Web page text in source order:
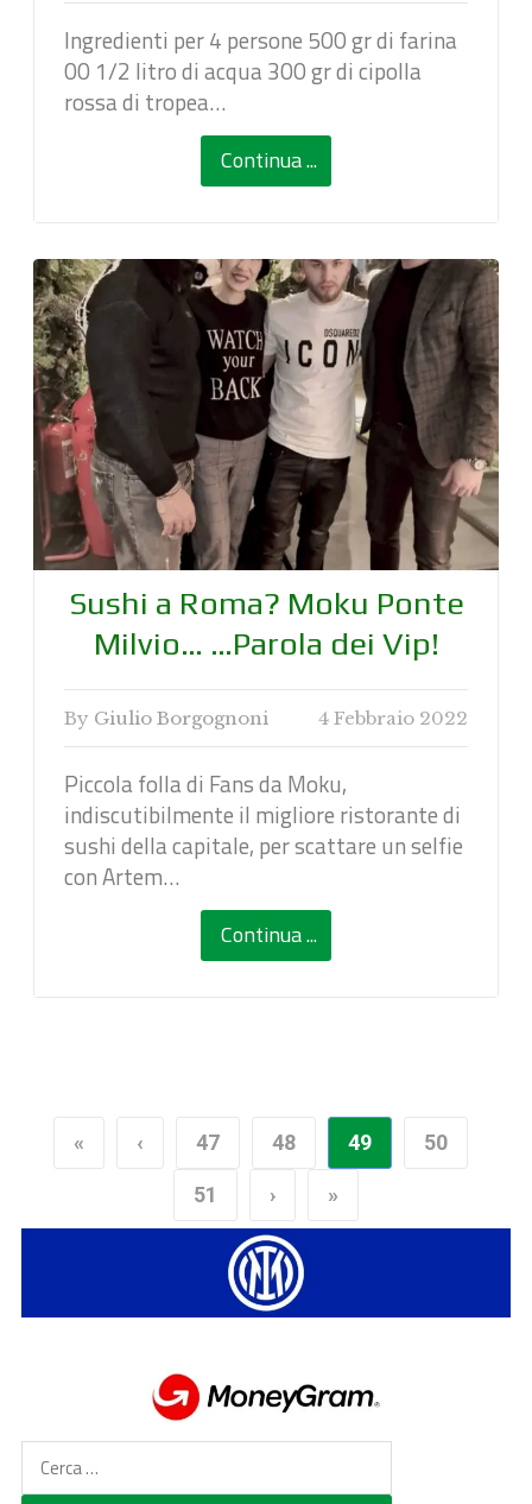
Ingredienti per 4 persone 500 gr di farina
00 1/2 litro di acqua 300 gr di cipolla
rossa di tropea…
Continua ...
Sushi a Roma? Moku Ponte
Milvio… …Parola dei Vip!
By Giulio Borgognoni 4 Febbraio 2022
Piccola folla di Fans da Moku,
indiscutibilmente il migliore ristorante di
sushi della capitale, per scattare un selfie
con Artem…
Continua ...
« ‹ 47 48 49 50
51 › »